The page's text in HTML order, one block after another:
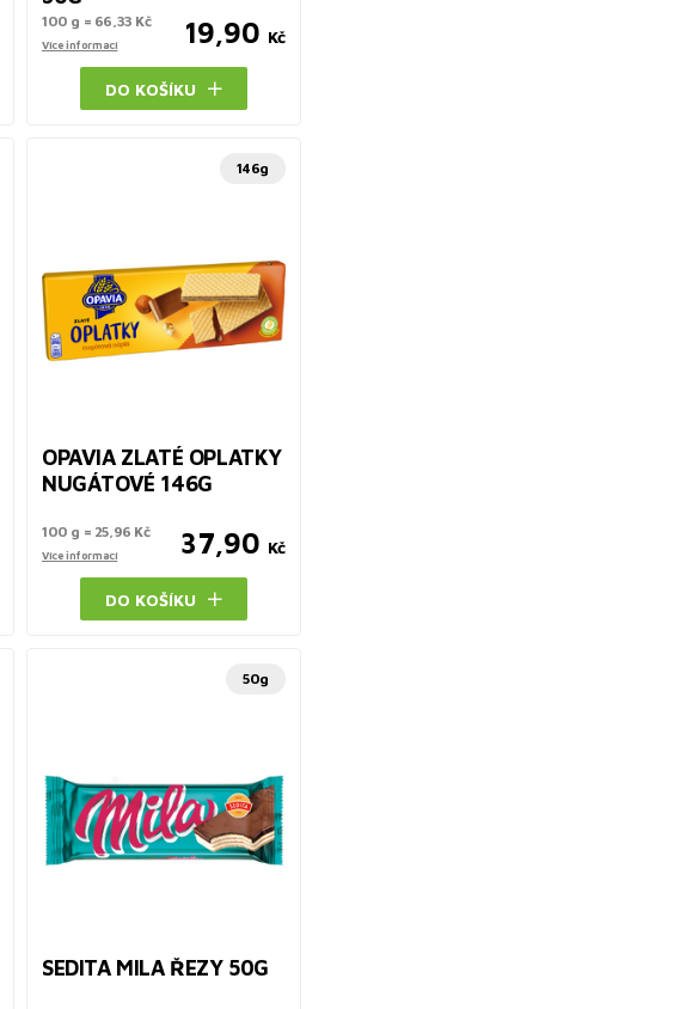
100 g = 66,33 Kč
Více informací 19,90 Kč
DO KOŠÍKU
146g
OPAVIA ZLATÉ OPLATKY
NUGÁTOVÉ 146G
100 g = 25,96 Kč
Více informací 37,90 Kč
DO KOŠÍKU
50g
SEDITA MILA ŘEZY 50G